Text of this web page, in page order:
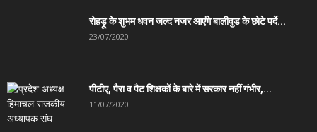
रोहड़ू के शुभम धवन जल्द नजर आएंगे बालीवुड के छोटे पर्दे...
23/07/2020
पीटीए, पैरा व पैट शिक्षकों के बारे में सरकार नहीं गंभीर,...
11/07/2020